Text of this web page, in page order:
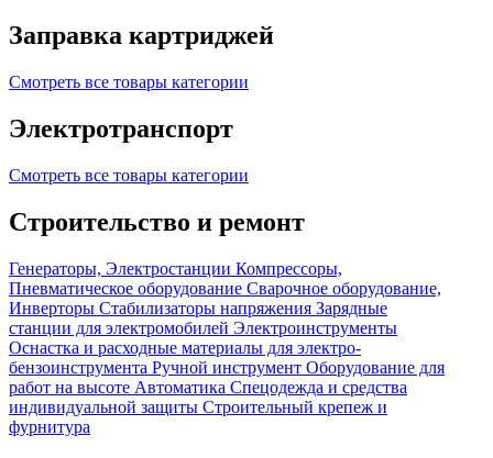
Заправка картриджей
Смотреть все товары категории
Электротранспорт
Смотреть все товары категории
Строительство и ремонт
Генераторы, Электростанции Компрессоры,
Пневматическое оборудование Сварочное оборудование,
Инверторы Стабилизаторы напряжения Зарядные
станции для электромобилей Электроинструменты
Оснастка и расходные материалы для электро-
бензоинструмента Ручной инструмент Оборудование для
работ на высоте Автоматика Спецодежда и средства
индивидуальной защиты Строительный крепеж и
фурнитура